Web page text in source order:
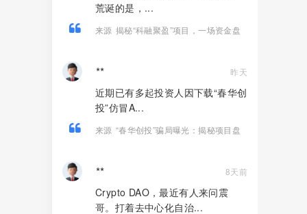
荒诞的是，...
来源 揭秘“科融聚盈”项目，一场资金盘
** 昨天
近期已有多起投资人因下载“春华创
投”仿冒A...
来源 “春华创投”骗局曝光：揭秘项目盘
** 8天前
Crypto DAO，最近有人来问震
哥。打着去中心化自治...